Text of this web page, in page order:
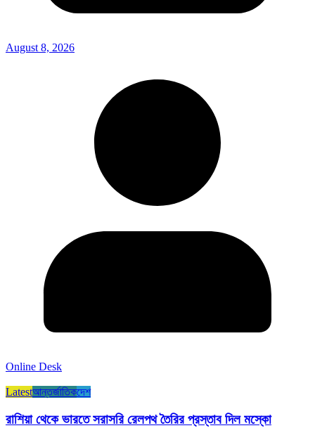
August 8, 2026
Online Desk
Latestআন্তর্জাতিকদেশ
রাশিয়া থেকে ভারতে সরাসরি রেলপথ তৈরির প্রস্তাব দিল মস্কো